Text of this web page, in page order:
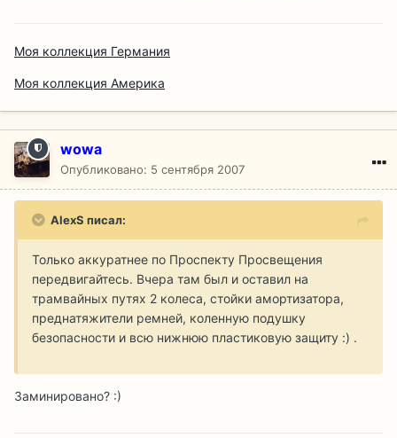
Моя коллекция Германия
Моя коллекция Америка
wowa
Опубликовано: 5 сентября 2007
AlexS писал:
Только аккуратнее по Проспекту Просвещения
передвигайтесь. Вчера там был и оставил на
трамвайных путях 2 колеса, стойки амортизатора,
преднатяжители ремней, коленную подушку
безопасности и всю нижнюю пластиковую защиту :) .
Заминировано? :)